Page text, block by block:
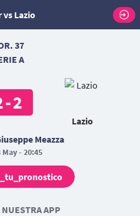
vs Lazio
37
A
-2
Lazio
Meazza
May - 20:45
NUESTRA APP